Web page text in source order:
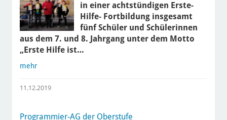
in einer achtstündigen Erste-
Hilfe- Fortbildung insgesamt
fünf Schüler und Schülerinnen
aus dem 7. und 8. Jahrgang unter dem Motto
„Erste Hilfe ist…
mehr
11.12.2019
Programmier-AG der Oberstufe